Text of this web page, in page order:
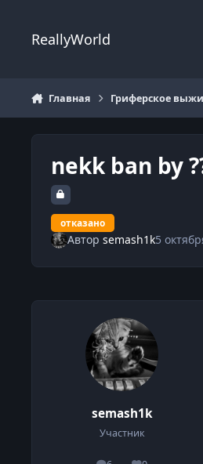
ReallyWorld
Главная Гриферское
nekk ban by
отказано
Автор semash1k5
semash1k
Участник